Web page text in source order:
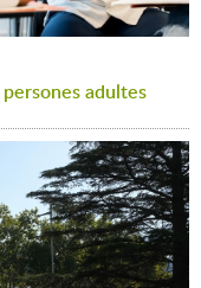
adultes